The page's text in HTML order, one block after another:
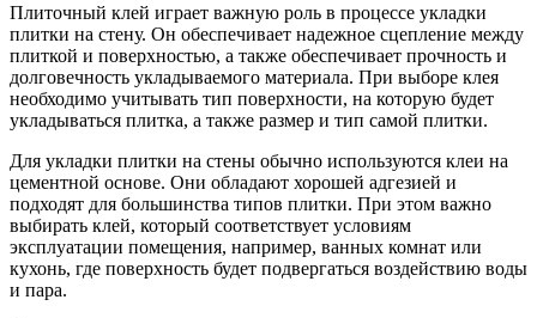
Плиточный клей играет важную роль в процессе укладки
плитки на стену. Он обеспечивает надежное сцепление между
плиткой и поверхностью, а также обеспечивает прочность и
долговечность укладываемого материала. При выборе клея
необходимо учитывать тип поверхности, на которую будет
укладываться плитка, а также размер и тип самой плитки.
Для укладки плитки на стены обычно используются клеи на
цементной основе. Они обладают хорошей адгезией и
подходят для большинства типов плитки. При этом важно
выбирать клей, который соответствует условиям
эксплуатации помещения, например, ванных комнат или
кухонь, где поверхность будет подвергаться воздействию воды
и пара.